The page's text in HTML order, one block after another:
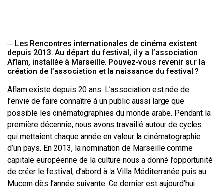
─ Les Rencontres internationales de cinéma existent
depuis 2013. Au départ du festival, il y a l’association
Aflam, installée à Marseille. Pouvez-vous revenir sur la
création de l’association et la naissance du festival ?
Aflam existe depuis 20 ans. L’association est née de
l’envie de faire connaître à un public aussi large que
possible les cinématographies du monde arabe. Pendant la
première décennie, nous avons travaillé autour de cycles
qui mettaient chaque année en valeur la cinématographie
d’un pays. En 2013, la nomination de Marseille comme
capitale européenne de la culture nous a donné l’opportunité
de créer le festival, d’abord à la Villa Méditerranée puis au
Mucem dès l’année suivante. Ce dernier est aujourd’hui